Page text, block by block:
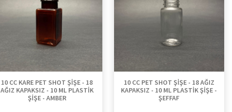
10 CC KARE PET SHOT ŞİŞE - 18
AĞIZ KAPAKSIZ - 10 ML PLASTİK
ŞİŞE - AMBER
10 CC PET SHOT ŞİŞE - 18 AĞIZ
KAPAKSIZ - 10 ML PLASTİK ŞİŞE -
ŞEFFAF